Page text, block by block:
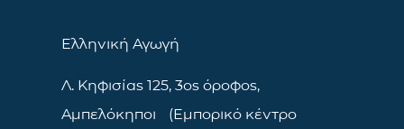
Ελληνική Αγωγή
Λ. Κηφισίας 125, 3ος όροφος,
Αμπελόκηποι (Εμπορικό κέντρο